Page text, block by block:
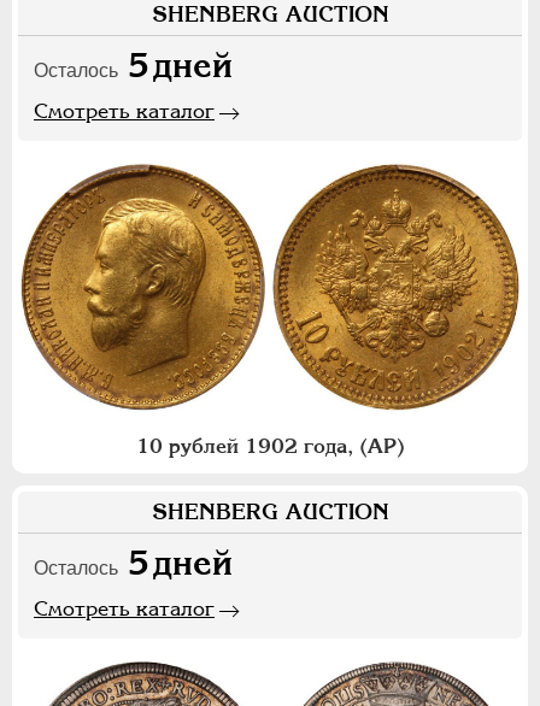
SHENBERG AUCTION
Осталось 5дней
Смотреть каталог
10 рублей 1902 года, (АР)
SHENBERG AUCTION
Осталось 5дней
Смотреть каталог